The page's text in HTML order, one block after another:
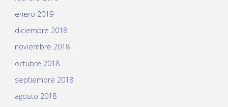
enero 2019
diciembre 2018
noviembre 2018
octubre 2018
septiembre 2018
agosto 2018